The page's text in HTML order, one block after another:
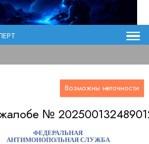
Возможны неточности
№
ФЕДЕРАЛЬНАЯ
АНТИМОНОПОЛЬНАЯ СЛУЖБА